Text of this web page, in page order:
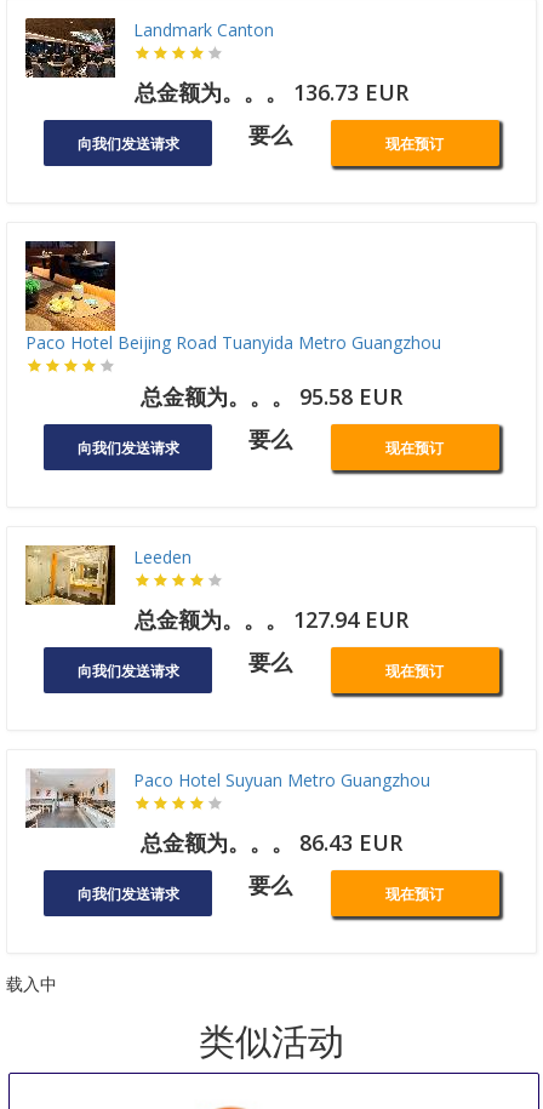
Landmark Canton
总金额为。。。 136.73 EUR
向我们发送请求 要么 现在预订
Paco Hotel Beijing Road Tuanyida Metro Guangzhou
总金额为。。。 95.58 EUR
向我们发送请求 要么 现在预订
Leeden
总金额为。。。 127.94 EUR
向我们发送请求 要么 现在预订
Paco Hotel Suyuan Metro Guangzhou
总金额为。。。 86.43 EUR
向我们发送请求 要么 现在预订
载入中
类似活动